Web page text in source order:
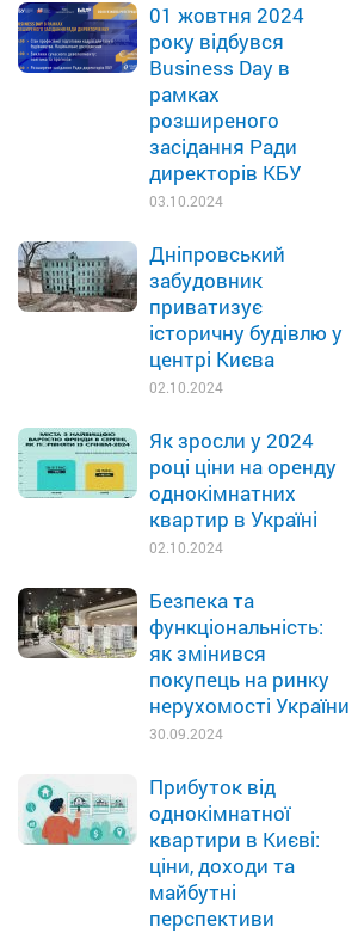
01 жовтня 2024
року відбувся
Business Day в
рамках
розширеного
засідання Ради
директорів КБУ
03.10.2024
Дніпровський
забудовник
приватизує
історичну будівлю у
центрі Києва
02.10.2024
Як зросли у 2024
році ціни на оренду
однокімнатних
квартир в Україні
02.10.2024
Безпека та
функціональність:
як змінився
покупець на ринку
нерухомості України
30.09.2024
Прибуток від
однокімнатної
квартири в Києві:
ціни, доходи та
майбутні
перспективи